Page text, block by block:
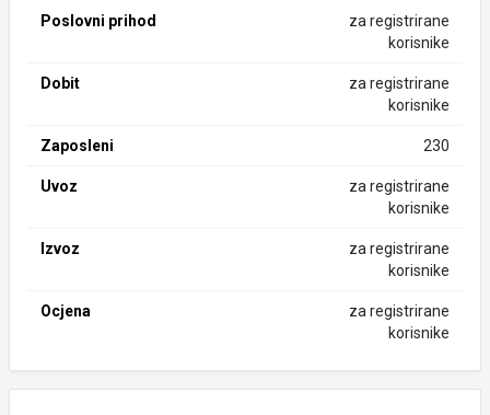
Poslovni prihod
za registrirane
korisnike
Dobit
za registrirane
korisnike
Zaposleni 230
Uvoz
za registrirane
korisnike
Izvoz
za registrirane
korisnike
Ocjena
za registrirane
korisnike